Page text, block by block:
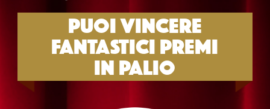
PUOI VINCERE
FANTASTICI PREMI
IN PALIO